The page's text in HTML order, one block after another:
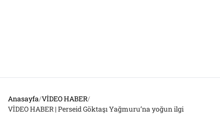
Anasayfa/VİDEO HABER/
VİDEO HABER | Perseid Göktaşı Yağmuru’na yoğun ilgi